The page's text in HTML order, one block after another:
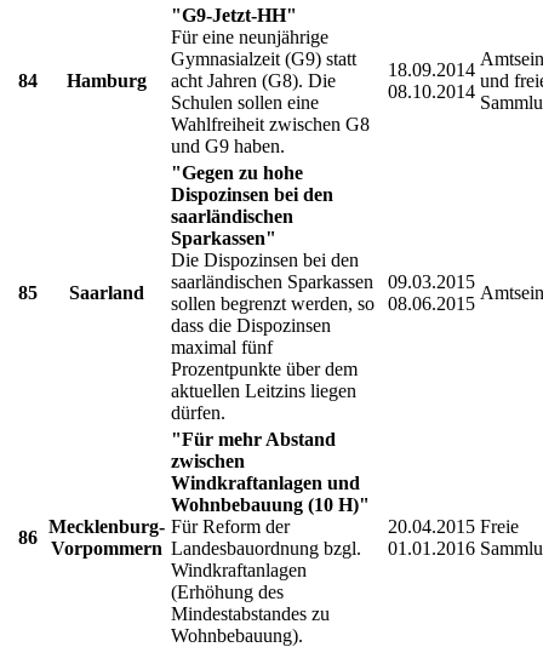
84 Hamburg
"G9-Jetzt-HH"
Für eine neunjährige
Gymnasialzeit (G9) statt
acht Jahren (G8). Die
Schulen sollen eine
Wahlfreiheit zwischen G8
und G9 haben.
18.09.2014
08.10.2014
und
85 Saarland
"Gegen zu hohe
Dispozinsen bei den
saarländischen
Sparkassen"
Die Dispozinsen bei den
saarländischen Sparkassen
sollen begrenzt werden, so
dass die Dispozinsen
maximal fünf
Prozentpunkte über dem
aktuellen Leitzins liegen
dürfen.
09.03.2015
08.06.2015
86
Mecklenburg-
Vorpommern
"Für mehr Abstand
zwischen
Windkraftanlagen und
Wohnbebauung (10 H)"
Für Reform der
Landesbauordnung bzgl.
Windkraftanlagen
(Erhöhung des
Mindestabstandes zu
Wohnbebauung).
20.04.2015
01.01.2016
Freie